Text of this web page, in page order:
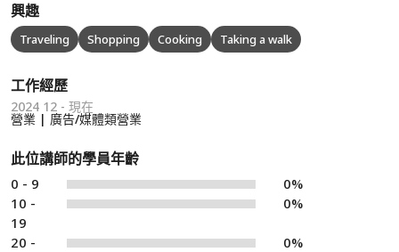
興趣
Traveling Shopping Cooking Taking a walk
工作經歷
2024 12 - 現在
營業 | 廣告/媒體類營業
此位講師的學員年齡
0 - 9
0%
10 -
19
0%
20 -
0%